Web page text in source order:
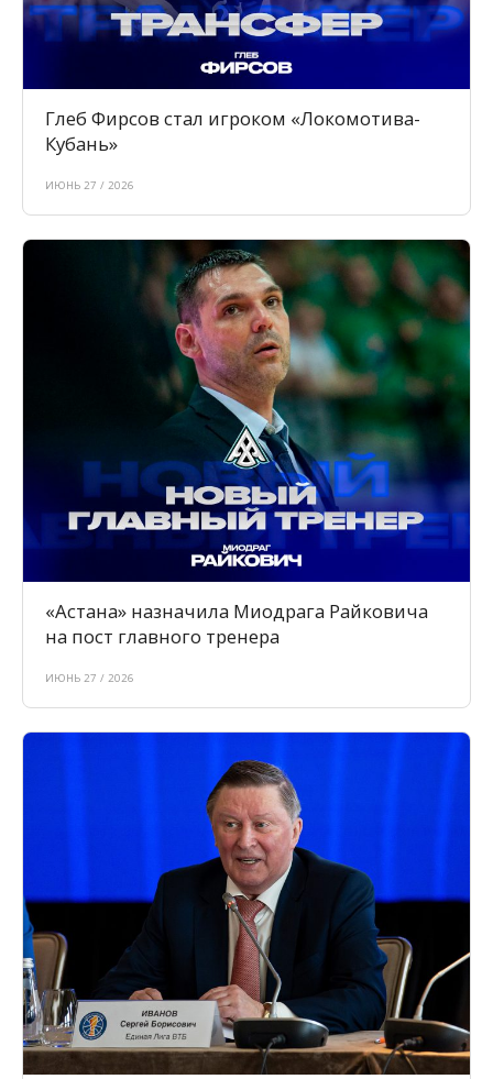
Глеб Фирсов стал игроком «Локомотива-
Кубань»
ИЮНЬ 27 / 2026
«Астана» назначила Миодрага Райковича
на пост главного тренера
ИЮНЬ 27 / 2026